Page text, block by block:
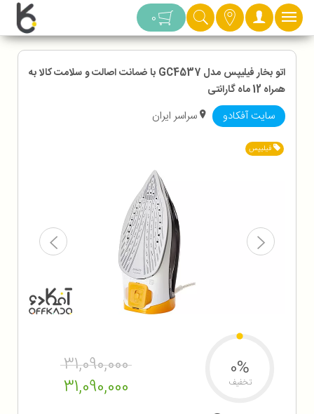
دسته بندی 0
اتو بخار فیلیپس مدل GC4537 با ضمانت اصالت و سلامت کالا به
همراه 12 ماه گارانتی
سایت آفکادو سراسر ایران
فیلیپس
31,090,000
31,090,000
0%
تخفیف